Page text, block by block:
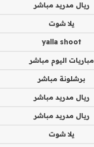
ريال مدريد مباشر
يلا شوت
yalla shoot
مباريات اليوم مباشر
برشلونة مباشر
ريال مدريد مباشر
ريال مدريد مباشر
يلا شوت